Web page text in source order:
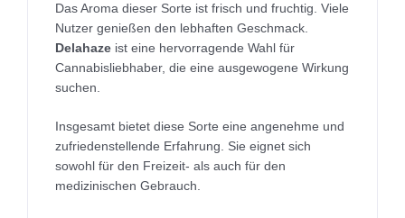
Das Aroma dieser Sorte ist frisch und fruchtig. Viele
Nutzer genießen den lebhaften Geschmack.
Delahaze ist eine hervorragende Wahl für
Cannabisliebhaber, die eine ausgewogene Wirkung
suchen.
Insgesamt bietet diese Sorte eine angenehme und
zufriedenstellende Erfahrung. Sie eignet sich
sowohl für den Freizeit- als auch für den
medizinischen Gebrauch.